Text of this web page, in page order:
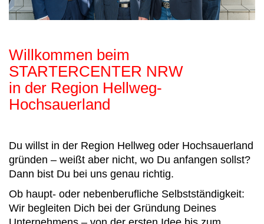
Willkommen beim
STARTERCENTER NRW
in der Region Hellweg-
Hochsauerland
Du willst in der Region Hellweg oder Hochsauerland
gründen – weißt aber nicht, wo Du anfangen sollst?
Dann bist Du bei uns genau richtig.
Ob haupt- oder nebenberufliche Selbstständigkeit:
Wir begleiten Dich bei der Gründung Deines